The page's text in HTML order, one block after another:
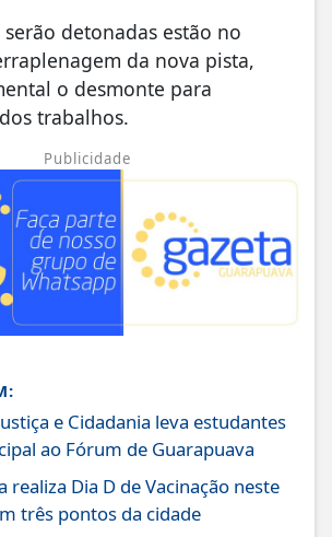
serão detonadas estão no
da nova pista,
o desmonte para
trabalhos.
Publicidade
e Cidadania leva estudantes
ao Fórum de Guarapuava
realiza Dia D de Vacinação neste
três pontos da cidade